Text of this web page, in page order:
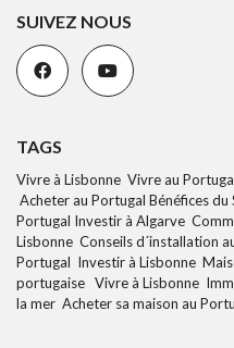
SUIVEZ NOUS
TAGS
Vivre à Lisbonne Vivre au
Acheter au Portugal Bénéfices
Portugal Investir à Algarve
Lisbonne Conseils d´installation
Portugal Investir à Lisbonne
portugaise Vivre à Lisbonne
la mer Acheter sa maison au